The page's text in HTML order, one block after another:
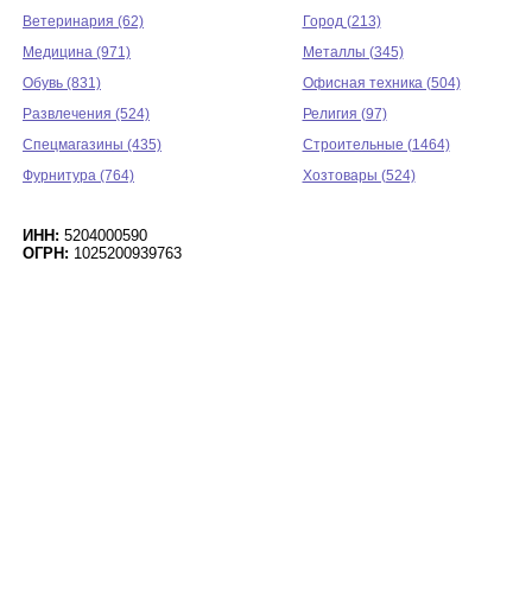
Ветеринария (62)
Город (213)
Медицина (971)
Металлы (345)
Обувь (831)
Офисная техника (504)
Развлечения (524)
Религия (97)
Спецмагазины (435)
Строительные (1464)
Фурнитура (764)
Хозтовары (524)
ИНН: 5204000590
ОГРН: 1025200939763